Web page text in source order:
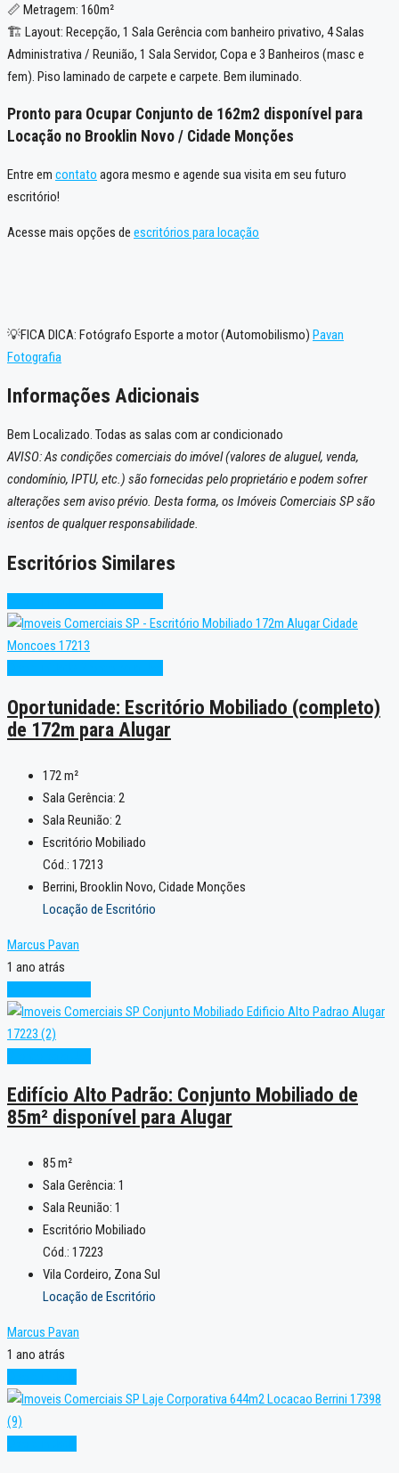
📏 Metragem: 160m²
🏗️ Layout: Recepção, 1 Sala Gerência com banheiro privativo, 4 Salas
Administrativa / Reunião, 1 Sala Servidor, Copa e 3 Banheiros (masc e
fem). Piso laminado de carpete e carpete. Bem iluminado.
Pronto para Ocupar Conjunto de 162m2 disponível para
Locação no Brooklin Novo / Cidade Monções
Entre em contato agora mesmo e agende sua visita em seu futuro
escritório!
Acesse mais opções de escritórios para locação
💡FICA DICA: Fotógrafo Esporte a motor (Automobilismo) Pavan
Fotografia
Informações Adicionais
Bem Localizado. Todas as salas com ar condicionado
AVISO: As condições comerciais do imóvel (valores de aluguel, venda,
condomínio, IPTU, etc.) são fornecidas pelo proprietário e podem sofrer
alterações sem aviso prévio. Desta forma, os Imóveis Comerciais SP são
isentos de qualquer responsabilidade.
Escritórios Similares
Oportunidade: Escritório Mobiliado (completo)
de 172m para Alugar
172m²
Sala Gerência: 2
Sala Reunião: 2
Escritório Mobiliado
Cód.: 17213
Berrini, Brooklin Novo, Cidade Monções
Locação de Escritório
Marcus Pavan
1 ano atrás
Edifício Alto Padrão: Conjunto Mobiliado de
85m² disponível para Alugar
85m²
Sala Gerência: 1
Sala Reunião: 1
Escritório Mobiliado
Cód.: 17223
Vila Cordeiro, Zona Sul
Locação de Escritório
Marcus Pavan
1 ano atrás